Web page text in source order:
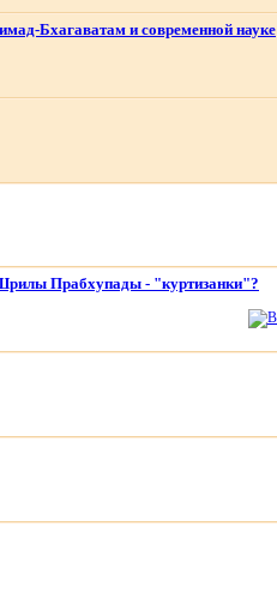
Бхагаватам и современной науке
Прабхупады - "куртизанки"?